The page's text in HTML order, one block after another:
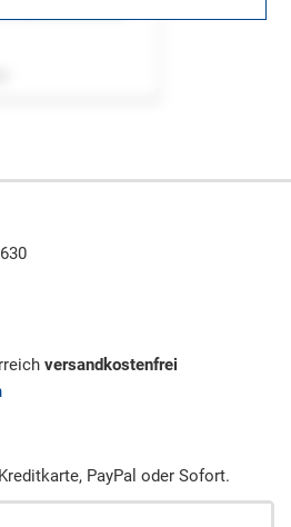
versandkostenfrei
PayPal oder Sofort.